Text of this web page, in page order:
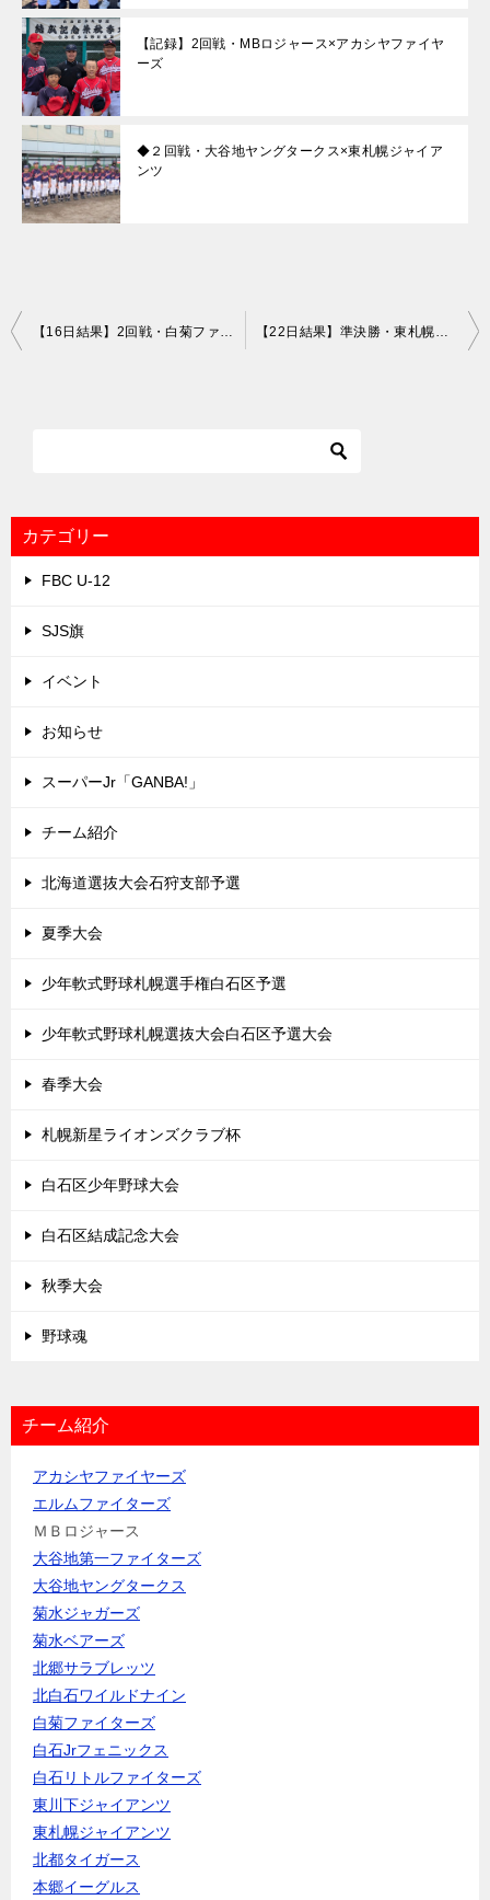
【記録】2回戦・MBロジャース×アカシヤファイヤ
ーズ
◆２回戦・大谷地ヤングタークス×東札幌ジャイア
ンツ
投
シ
ョ
【16日結果】2回戦・白菊ファイターズ×大谷地ヤングタークス 【22日結果】準決勝・東札幌ジャイアンツ×北都タイガース
カテゴリー
FBC U-12
SJS旗
イベント
お知らせ
スーパーJr「GANBA!」
チーム紹介
北海道選抜大会石狩支部予選
夏季大会
少年軟式野球札幌選手権白石区予選
少年軟式野球札幌選抜大会白石区予選大会
春季大会
札幌新星ライオンズクラブ杯
白石区少年野球大会
白石区結成記念大会
秋季大会
野球魂
チーム紹介
アカシヤファイヤーズ
エルムファイターズ
ＭＢロジャース
大谷地第一ファイターズ
大谷地ヤングタークス
菊水ジャガーズ
菊水ベアーズ
北郷サラブレッツ
北白石ワイルドナイン
白菊ファイターズ
白石Jrフェニックス
白石リトルファイターズ
東川下ジャイアンツ
東札幌ジャイアンツ
北都タイガース
本郷イーグルス